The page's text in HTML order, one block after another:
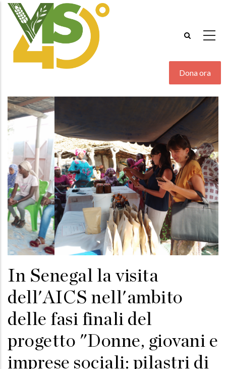
Salta
contenuto
principale
Dona ora
In Senegal la visita
dell'AICS nell'ambito
delle fasi finali del
progetto "Donne, giovani e
imprese sociali: pilastri di